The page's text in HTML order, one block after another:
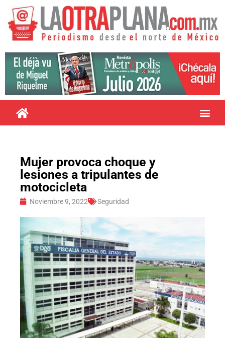
Mujer provoca choque y
lesiones a tripulantes de
motocicleta
Noviembre 9, 2022 Seguridad